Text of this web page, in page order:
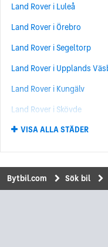
Land Rover Defender 90
Land Rover Series (2)
Land Rover Series 1 (1)
Land Rover Series 3 (1)
Land Rover i Luleå
Land Rover i Örebro
Land Rover i Segeltorp
Land Rover i Upplands
Land Rover i Kungälv
Land Rover i Skövde
Land Rover i Umeå
Land Rover i Norrköping
Land Rover i Kungsbacka
VISA ALLA STÄDER
Bytbil.com Sök bil